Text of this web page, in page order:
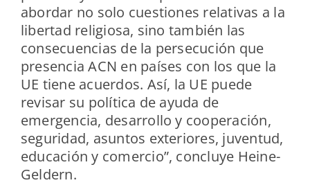
abordar no solo cuestiones relativas a la
libertad religiosa, sino también las
consecuencias de la persecución que
presencia ACN en países con los que la
UE tiene acuerdos. Así, la UE puede
revisar su política de ayuda de
emergencia, desarrollo y cooperación,
seguridad, asuntos exteriores, juventud,
educación y comercio”, concluye Heine-
Geldern.